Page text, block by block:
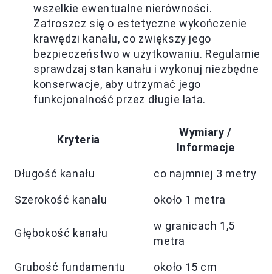
wszelkie ewentualne nierówności.
Zatroszcz się o estetyczne wykończenie
krawędzi kanału, co zwiększy jego
bezpieczeństwo w użytkowaniu. Regularnie
sprawdzaj stan kanału i wykonuj niezbędne
konserwacje, aby utrzymać jego
funkcjonalność przez długie lata.
Kryteria
Wymiary /
Informacje
Długość kanału co najmniej 3 metry
Szerokość kanału około 1 metra
Głębokość kanału
w granicach 1,5
metra
Grubość fundamentu około 15 cm